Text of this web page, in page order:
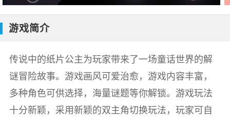
游戏简介
传说中的纸片公主为玩家带来了一场童话世界的解
谜冒险故事。游戏画风可爱治愈，游戏内容丰富，
多种角色可供选择，海量谜题等你解锁。游戏玩法
十分新颖，采用新颖的双主角切换玩法，玩家可自